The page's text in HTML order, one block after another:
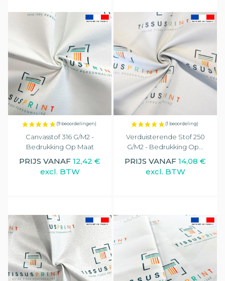
(18 beoordelingen)
Canvasstof 316 G/m2 -
Bedrukking Op Maat
PRIJS VANAF 12,42 €
excl. BTW
Verduisterende Stof 250
G/m2 - Bedrukking Op...
PRIJS VANAF 14,08 €
excl. BTW